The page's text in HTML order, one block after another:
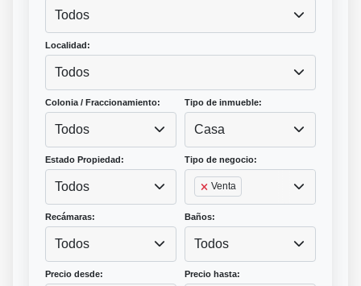
Todos
Localidad:
Todos
Colonia / Fraccionamiento:
Todos
Tipo de inmueble:
Casa
Estado Propiedad:
Todos
Tipo de negocio:
Venta
Recámaras:
Todos
Baños:
Todos
Precio desde: Precio hasta: